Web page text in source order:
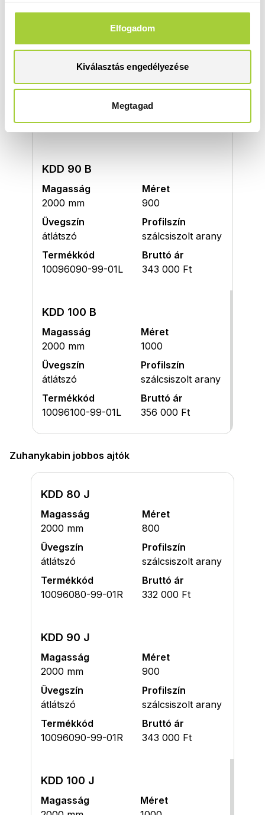
Elfogadom
Kiválasztás engedélyezése
Megtagad
Magasság
Méret
800
átlátszó
szálcsiszolt arany
10096080-99-01L
Bruttó ár
332 000 Ft
KDD 90 B
Magasság
2000 mm
Méret
900
Üvegszín
átlátszó
Profilszín
szálcsiszolt arany
Termékkód
10096090-99-01L
Bruttó ár
343 000 Ft
KDD 100 B
Magasság
2000 mm
Méret
1000
Üvegszín
átlátszó
Profilszín
szálcsiszolt arany
Termékkód
10096100-99-01L
Bruttó ár
356 000 Ft
Zuhanykabin jobbos ajtók
KDD 80 J
Magasság
2000 mm
Méret
800
Üvegszín
átlátszó
Profilszín
szálcsiszolt arany
Termékkód
10096080-99-01R
Bruttó ár
332 000 Ft
KDD 90 J
Magasság
2000 mm
Méret
900
Üvegszín
átlátszó
Profilszín
szálcsiszolt arany
Termékkód
10096090-99-01R
Bruttó ár
343 000 Ft
KDD 100 J
Magasság
Méret